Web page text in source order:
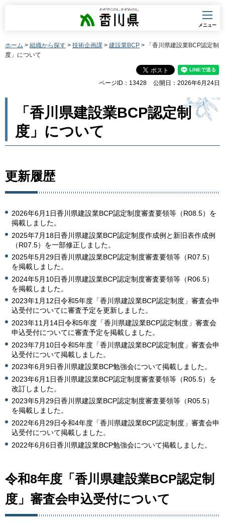
香川県
メニュー
ホーム > 組織から探す > 技術企画課 > 建設業BCP > 「香川県建設業BCP認定制
度」について
ページID：13428 公開日：2026年6月24日
「香川県建設業BCP認定制
度」について
更新履歴
2026年6月1日香川県建設業BCP認定制度審査要領等（R08.5）を
掲載しました。
2025年7月18日香川県建設業BCP認定制度作成例と新旧表作成例
（R07.5）を一部修正しました。
2025年5月29日香川県建設業BCP認定制度審査要領等（R07.5）
を掲載しました。
2024年5月10日香川県建設業BCP認定制度審査要領等（R06.5）
を掲載しました。
2023年1月12日令和5年度「香川県建設業BCP認定制度」審査会申
込受付についてに審査予定を更新しました。
2023年11月14日令和5年度「香川県建設業BCP認定制度」審査会
申込受付についてに審査予定を掲載しました。
2023年7月10日令和5年度「香川県建設業BCP認定制度」審査会申
込受付について掲載しました。
2023年6月9日香川県建設業BCP勉強会について掲載しました。
2023年6月1日香川県建設業BCP認定制度審査要領等（R05.5）を
改訂しました。
2023年5月29日香川県建設業BCP認定制度審査要領等（R05.5）
を掲載しました。
2022年6月29日令和4年度「香川県建設業BCP認定制度」審査会申
込受付について掲載しました。
2022年6月6日香川県建設業BCP勉強会について掲載しました。
令和8年度「香川県建設業BCP認定制
度」審査会申込受付について